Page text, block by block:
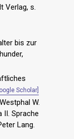
Verlag, s.
bis zur
Scholar]
W.
II. Sprache
Lang.